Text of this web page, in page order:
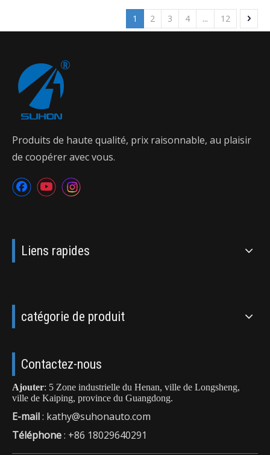
1 2 3 4 ... 12
Produits de haute qualité, prix raisonnable, au plaisir
de coopérer avec vous.
Liens rapides
catégorie de produit
Contactez-nous
Ajouter: 5 Zone industrielle du Henan, ville de Longsheng,
ville de Kaiping, province du Guangdong.
E-mail: kathy@suhonauto.com
Téléphone: +86 18029640291